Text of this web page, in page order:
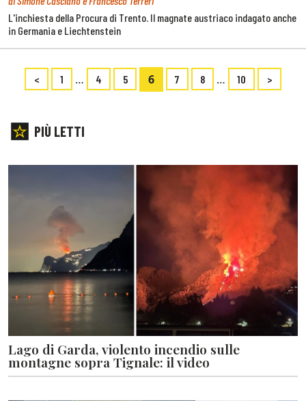
L'inchiesta della Procura di Trento. Il magnate austriaco indagato anche
in Germania e Liechtenstein
< 1 … 4 5 6 7 8 … 10 >
PIÙ LETTI
Lago di Garda, violento incendio sulle
montagne sopra Tignale: il video